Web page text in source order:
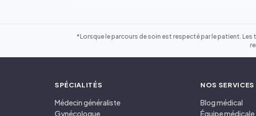
*Lorsque le parcours de soin est respecté par le patient.
SPÉCIALITÉS
Médecin généraliste
Gynécologue
NOS SERVICES
Blog médical
Équipe médicale